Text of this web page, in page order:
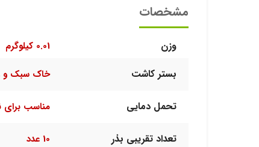
مشخصات
وزن 0.01 کیلوگرم
بستر کاشت خاک سبک و
تحمل دمایی مناسب برای
تعداد تقریبی بذر 10 عدد